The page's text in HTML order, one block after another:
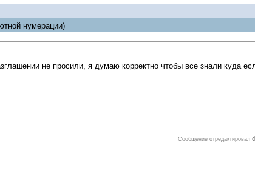
нумерации)
не просили, я думаю корректно чтобы все знали куда
Сообщение отредактировал